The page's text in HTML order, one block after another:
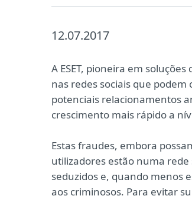
12.07.2017
A ESET, pioneira em
nas redes sociais que
potenciais relacionamentos
crescimento mais rápido a
Estas fraudes, embora
utilizadores estão numa rede
seduzidos e, quando menos
aos criminosos. Para evitar